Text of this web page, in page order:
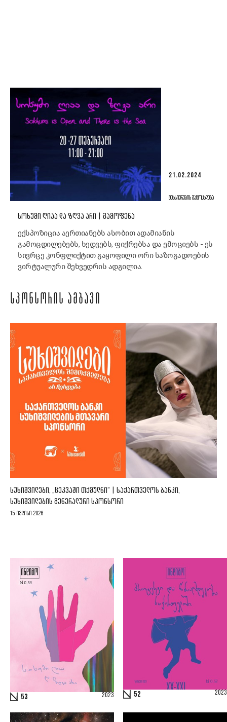
21.02.2024
ᲛᲔᲮᲡᲘᲔᲠᲔᲑᲘᲡ ᲒᲐᲪᲝᲪᲮᲚᲔᲑᲐ
ᲡᲝᲮᲣᲛᲘ ᲦᲘᲐᲐ ᲓᲐ ᲖᲦᲕᲐ ᲐᲠᲘ | ᲒᲐᲛᲝᲤᲔᲜᲐ
ექსპოზიცია აერთიანებს ასობით ადამიანის
გამოცდილებებს, ხედვებს, ფიქრებსა და ემოციებს - ეს
სივრცე კონფლიქტით გაყოფილი ორი საზოგადოების
ვირტუალური შეხვედრის ადგილია.
ᲡᲞᲝᲜᲡᲝᲠᲘᲡ ᲐᲛᲑᲐᲕᲘ
ᲡᲣᲮᲘᲨᲕᲘᲚᲔᲑᲘ, „ᲪᲔᲙᲕᲐᲨᲘ ᲗᲥᲛᲣᲚᲜᲘ“ | ᲡᲐᲥᲐᲠᲗᲕᲔᲚᲝᲡ ᲑᲐᲜᲙᲘ,
ᲡᲣᲮᲘᲨᲕᲘᲚᲔᲑᲘᲡ ᲒᲔᲜᲔᲠᲐᲚᲣᲠᲘ ᲡᲞᲝᲜᲡᲝᲠᲘ
15 ივლისი 2026
53 2023 52 2023